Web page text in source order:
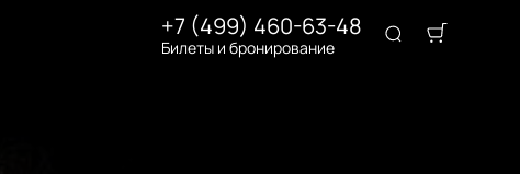
+7 (499) 460-63-48
Билеты и бронирование